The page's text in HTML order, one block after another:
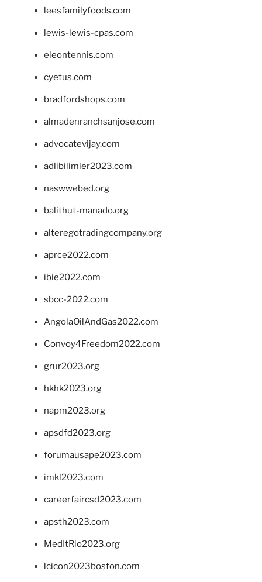
leesfamilyfoods.com
lewis-lewis-cpas.com
eleontennis.com
cyetus.com
bradfordshops.com
almadenranchsanjose.com
advocatevijay.com
adlibilimler2023.com
naswwebed.org
balithut-manado.org
alteregotradingcompany.org
aprce2022.com
ibie2022.com
sbcc-2022.com
AngolaOilAndGas2022.com
Convoy4Freedom2022.com
grur2023.org
hkhk2023.org
napm2023.org
apsdfd2023.org
forumausape2023.com
imkl2023.com
careerfaircsd2023.com
apsth2023.com
MedItRio2023.org
lcicon2023boston.com